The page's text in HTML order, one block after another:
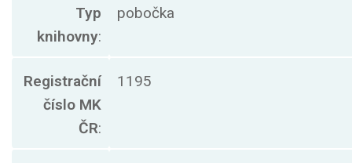
Typ
knihovny:
pobočka
Registrační
číslo MK
ČR:
1195